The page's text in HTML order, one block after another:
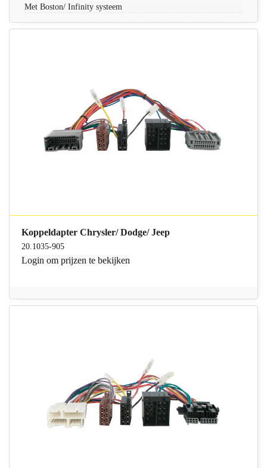
Met Boston/ Infinity systeem
Koppeldapter Chrysler/ Dodge/ Jeep
20.1035-905
Login om prijzen te bekijken